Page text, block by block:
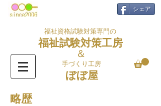
シェア
福祉資格試験対策専門の
福祉試験対策工房
＆
手づくり工房
ぼぼ屋
略歴